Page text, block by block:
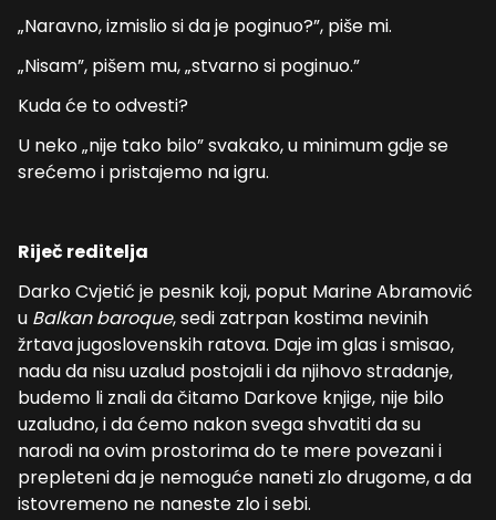
„Naravno, izmislio si da je poginuo?”, piše mi.
„Nisam”, pišem mu, „stvarno si poginuo.”
Kuda će to odvesti?
U neko „nije tako bilo” svakako, u minimum gdje se
srećemo i pristajemo na igru.
Riječ reditelja
Darko Cvjetić je pesnik koji, poput Marine Abramović
u Balkan baroque, sedi zatrpan kostima nevinih
žrtava jugoslovenskih ratova. Daje im glas i smisao,
nadu da nisu uzalud postojali i da njihovo stradanje,
budemo li znali da čitamo Darkove knjige, nije bilo
uzaludno, i da ćemo nakon svega shvatiti da su
narodi na ovim prostorima do te mere povezani i
prepleteni da je nemoguće naneti zlo drugome, a da
istovremeno ne naneste zlo i sebi.